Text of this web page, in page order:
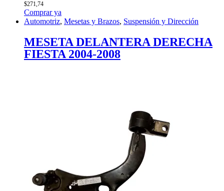
$271,74
Comprar ya
Automotriz, Mesetas y Brazos, Suspensión y Dirección
MESETA DELANTERA DERECHA
FIESTA 2004-2008